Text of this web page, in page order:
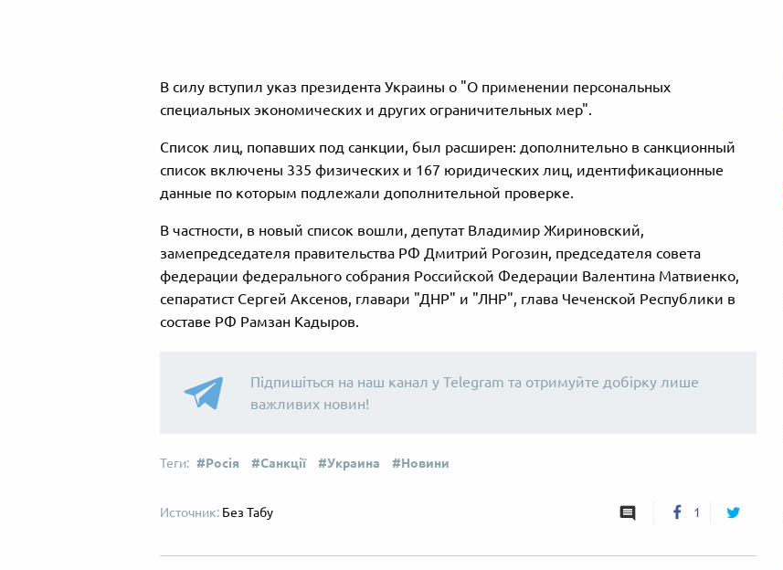
В силу вступил указ президента Украины о "О применении персональных
специальных экономических и других ограничительных мер".
Список лиц, попавших под санкции, был расширен: дополнительно в санкционный
список включены 335 физических и 167 юридических лиц, идентификационные
данные по которым подлежали дополнительной проверке.
В частности, в новый список вошли, депутат Владимир Жириновский,
замепредседателя правительства РФ Дмитрий Рогозин, председателя совета
федерации федерального собрания Российской Федерации Валентина Матвиенко,
сепаратист Сергей Аксенов, главари "ДНР" и "ЛНР", глава Чеченской Республики в
составе РФ Рамзан Кадыров.
Підпишіться на наш канал у Telegram та отримуйте добірку лише
важливих новин!
Росія Санкції Украина Новини
Без Табу 1